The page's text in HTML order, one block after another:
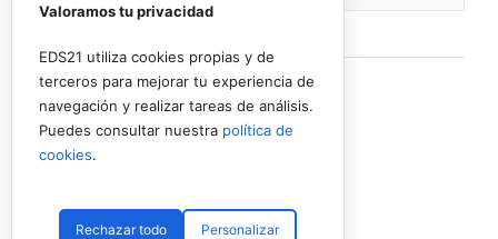
Valoramos tu privacidad
EDS21 utiliza cookies propias y de
terceros para mejorar tu experiencia de
navegación y realizar tareas de análisis.
Puedes consultar nuestra política de
cookies.
Rechazar todo Personalizar